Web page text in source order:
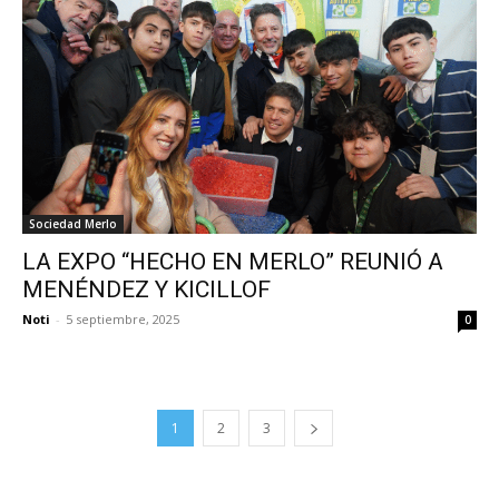
Sociedad Merlo
LA EXPO “HECHO EN MERLO” REUNIÓ A
MENÉNDEZ Y KICILLOF
Noti - 5 septiembre, 2025 0
1 2 3